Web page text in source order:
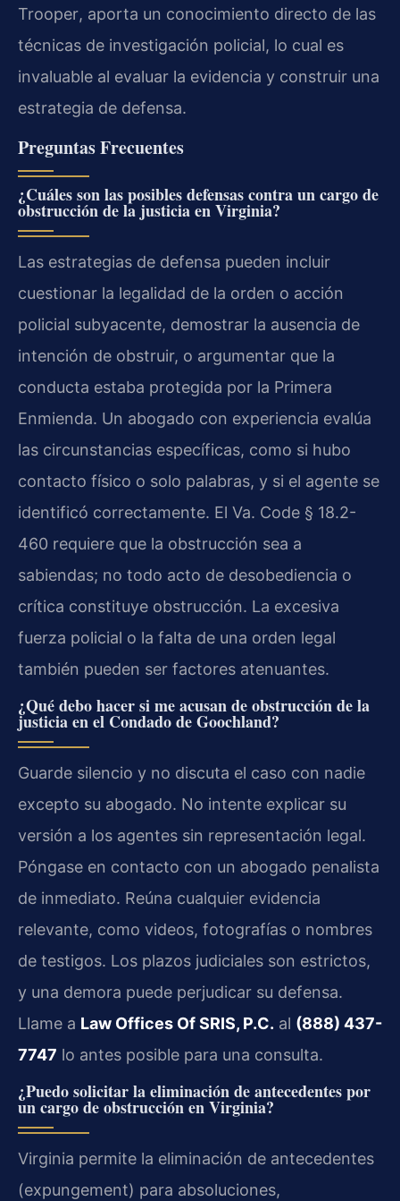
Trooper, aporta un conocimiento directo de las
técnicas de investigación policial, lo cual es
invaluable al evaluar la evidencia y construir una
estrategia de defensa.
Preguntas Frecuentes
¿Cuáles son las posibles defensas contra un cargo de
obstrucción de la justicia en Virginia?
Las estrategias de defensa pueden incluir
cuestionar la legalidad de la orden o acción
policial subyacente, demostrar la ausencia de
intención de obstruir, o argumentar que la
conducta estaba protegida por la Primera
Enmienda. Un abogado con experiencia evalúa
las circunstancias específicas, como si hubo
contacto físico o solo palabras, y si el agente se
identificó correctamente. El Va. Code § 18.2-
460 requiere que la obstrucción sea a
sabiendas; no todo acto de desobediencia o
crítica constituye obstrucción. La excesiva
fuerza policial o la falta de una orden legal
también pueden ser factores atenuantes.
¿Qué debo hacer si me acusan de obstrucción de la
justicia en el Condado de Goochland?
Guarde silencio y no discuta el caso con nadie
excepto su abogado. No intente explicar su
versión a los agentes sin representación legal.
Póngase en contacto con un abogado penalista
de inmediato. Reúna cualquier evidencia
relevante, como videos, fotografías o nombres
de testigos. Los plazos judiciales son estrictos,
y una demora puede perjudicar su defensa.
Llame a Law Offices Of SRIS, P.C. al (888) 437-
7747 lo antes posible para una consulta.
¿Puedo solicitar la eliminación de antecedentes por
un cargo de obstrucción en Virginia?
Virginia permite la eliminación de antecedentes
(expungement) para absoluciones,